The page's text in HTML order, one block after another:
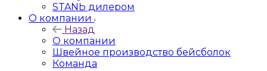
STANЬ дилером
О компании
Назад
О компании
Швейное производство бейсболок
Команда